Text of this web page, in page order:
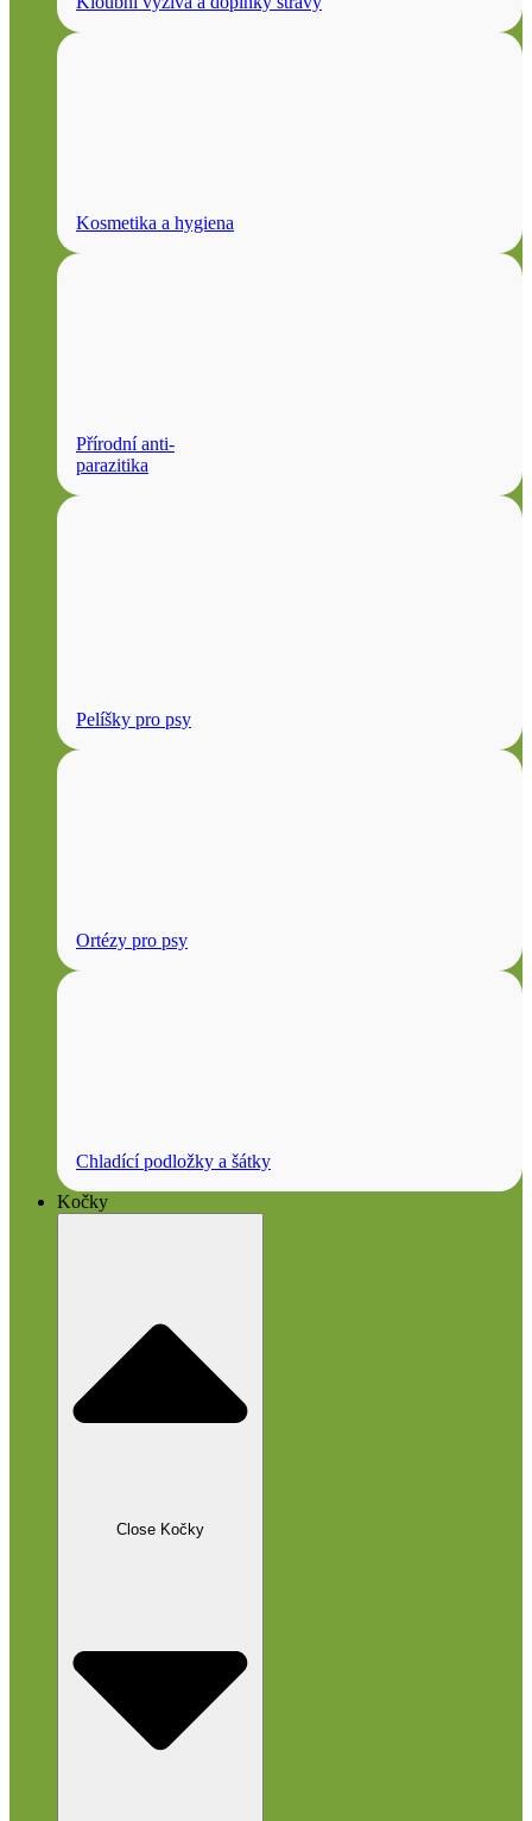
Kosmetika a hygiena
Přírodní anti-
parazitika
Pelíšky pro psy
Ortézy pro psy
Chladící podložky a šátky
Kočky
Close Kočky